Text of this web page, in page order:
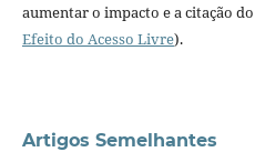
aumentar o impacto e a citação
Efeito do Acesso Livre).
Artigos Semelhantes